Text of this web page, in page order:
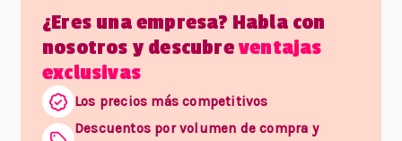
¿Eres una empresa? Habla con
nosotros y descubreventajas
exclusivas
Los precios más competitivos
Descuentos por volumen de compra y